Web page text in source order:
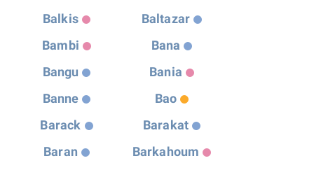
Balkis
Baltazar
Bambi
Bana
Bangu
Bania
Banne
Bao
Barack
Barakat
Baran
Barkahoum